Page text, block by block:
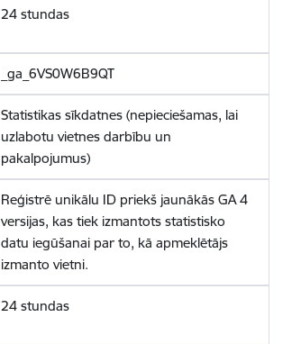
24 stundas
_ga_6VS0W6B9QT
Statistikas sīkdatnes (nepieciešamas, lai
uzlabotu vietnes darbību un
pakalpojumus)
Reģistrē unikālu ID priekš jaunākās GA 4
versijas, kas tiek izmantots statistisko
datu iegūšanai par to, kā apmeklētājs
izmanto vietni.
24 stundas